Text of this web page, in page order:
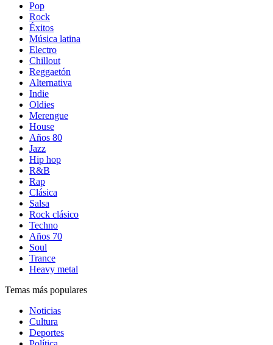
Pop
Rock
Éxitos
Música latina
Electro
Chillout
Reggaetón
Alternativa
Indie
Oldies
Merengue
House
Años 80
Jazz
Hip hop
R&B
Rap
Clásica
Salsa
Rock clásico
Techno
Años 70
Soul
Trance
Heavy metal
Temas más populares
Noticias
Cultura
Deportes